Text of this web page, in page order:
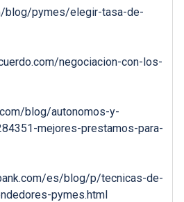
blog/pymes/elegir-tasa-de-
negociacion-con-los-
blog/autonomos-y-
mejores-prestamos-para-
es/blog/p/tecnicas-de-
pymes.html